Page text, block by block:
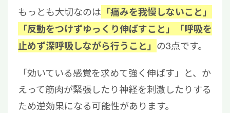
もっとも大切なのは 「痛みを我慢しないこと」
「反動をつけずゆっくり伸ばすこと」「呼吸を
止めず深呼吸しながら行うこと」 の3点です。
「効いている感覚を求めて強く伸ばす」と、か
えって筋肉が緊張したり神経を刺激したりする
ため逆効果になる可能性があります。